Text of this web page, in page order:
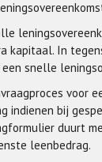
kapitaal. In
een snelle
voor
indienen bij
duurt
leenbedrag.